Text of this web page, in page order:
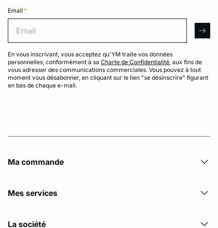
Email *
En vous inscrivant, vous acceptez qu'YM traite vos données
personnelles, conformément à sa Charte de Confidentialité, aux fins de
vous adresser des communications commerciales. Vous pouvez à tout
moment vous désabonner, en cliquant sur le lien "se désinscrire" figurant
en bas de chaque e-mail.
Ma commande
Mes services
La société